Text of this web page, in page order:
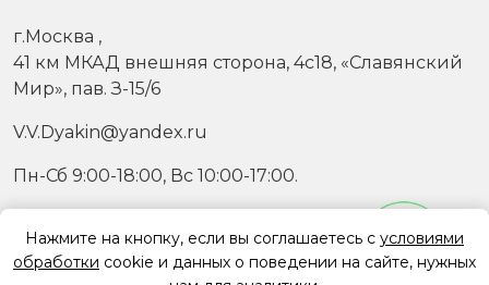
г. Москва ,
41 км МКАД внешняя сторона, 4c18, «Славянский
Мир», пав. З-15/6
V.V.Dyakin@yandex.ru
Пн-Сб 9:00-18:00, Вс 10:00-17:00.
© Все права защищены, 2000 - 2026
География работы/Карта сайта
Нажмите на кнопку, если вы соглашаетесь с условиями
обработки cookie и данных о поведении на сайте, нужных